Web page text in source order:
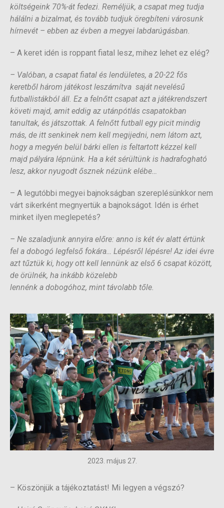
költségeink 70%-át fedezi. Reméljük, a csapat meg tudja
hálálni a bizalmat, és tovább tudjuk öregbíteni városunk
hírnevét – ebben az évben a megyei labdarúgásban.
– A keret idén is roppant fiatal lesz, mihez lehet ez elég?
– Valóban, a csapat fiatal és lendületes, a 20-22 fős
keretből három játékost leszámítva saját nevelésű
futballistákból áll. Ez a felnőtt csapat azt a játékrendszert
követi majd, amit eddig az utánpótlás csapatokban
tanultak, és játszottak. A felnőtt futball egy picit mindig
más, de itt senkinek nem kell megijedni, nem látom azt,
hogy a megyén belül bárki ellen is feltartott kézzel kell
majd pályára lépnünk. Ha a két sérültünk is hadrafogható
lesz, akkor nyugodt ősznek nézünk elébe…
– A legutóbbi megyei bajnokságban szereplésünkkor nem
várt sikerként megnyertük a bajnokságot. Idén is érhet
minket ilyen meglepetés?
– Ne szaladjunk annyira előre: anno is két év alatt értünk
fel a dobogó legfelső fokára… Lépésről lépésre! Az idei évre
azt tűztük ki, hogy ott kell lennünk az első 6 csapat között,
de örülnék, ha inkább közelebb
lennénk a dobogóhoz, mint távolabb tőle.
2023. május 27.
– Köszönjük a tájékoztatást! Mi legyen a végszó?